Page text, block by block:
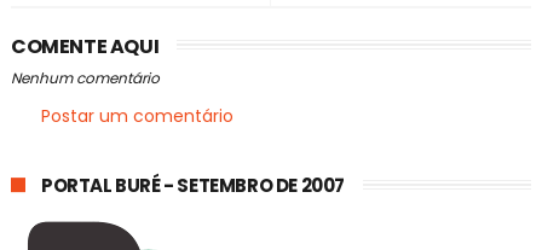
COMENTE AQUI
Nenhum comentário
Postar um comentário
PORTAL BURÉ - SETEMBRO DE 2007